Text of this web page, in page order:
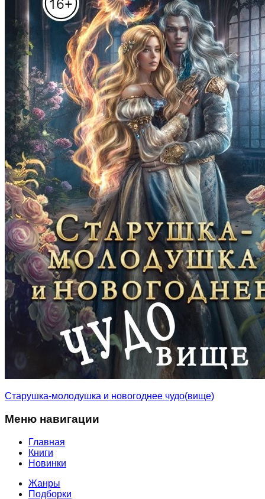
Старушка-молодушка и новогоднее чудо(вище)
Меню навигации
Главная
Книги
Новинки
Жанры
Подборки